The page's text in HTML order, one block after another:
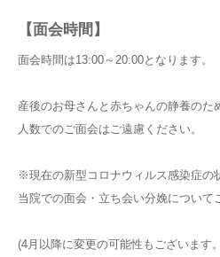
【面会時間】
面会時間は13:00～20:00となります。
産後のお母さんと赤ちゃんの静養のた
人数でのご面会はご遠慮ください。
※現在の新型コロナウィルス感染症の
当院での面会・立ち会い分娩について
(4月以降に変更の可能性もございます